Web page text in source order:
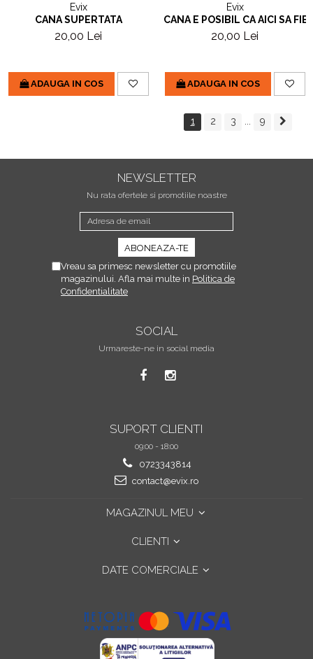
Evix
CANA SUPERTATA
20,00 Lei
ADAUGA IN COS
Evix
CANA E POSIBIL CA AICI SA FIE
20,00 Lei
ADAUGA IN COS
1 2 3 9
NEWSLETTER
Nu rata ofertele si promotiile noastre
Vreau sa primesc newsletter cu promotiile
magazinului. Afla mai multe in Politica de
Confidentialitate
SOCIAL
Urmareste-ne in social media
SUPORT CLIENTI
09:00 - 18:00
0723343814
contact@evix.ro
MAGAZINUL MEU
CLIENTI
DATE COMERCIALE